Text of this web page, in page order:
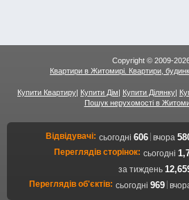
Copyright © 2009-
Квартири в Житомирі. Квартири,
Купити Квартиру| Купити Дім| Купити Ділянку|
Пошук нерухомості в
Відвідувачі: сьогодні 606 | вчора
Переглядів сторінок: сьогодні
за тиждень
Переглядів об'єктів: сьогодні 969 |